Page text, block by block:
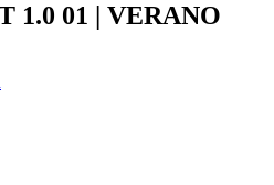
1.0 01 | VERANO